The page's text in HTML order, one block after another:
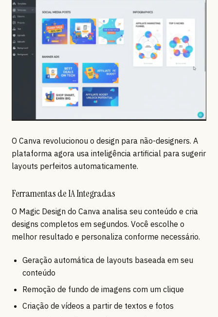
O Canva revolucionou o design para não-designers. A
plataforma agora usa inteligência artificial para sugerir
layouts perfeitos automaticamente.
Ferramentas de IA Integradas
O Magic Design do Canva analisa seu conteúdo e cria
designs completos em segundos. Você escolhe o
melhor resultado e personaliza conforme necessário.
Geração automática de layouts baseada em seu
conteúdo
Remoção de fundo de imagens com um clique
Criação de vídeos a partir de textos e fotos